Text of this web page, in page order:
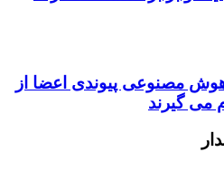
مصنوعی پیوندی اعضا از
می گیرند